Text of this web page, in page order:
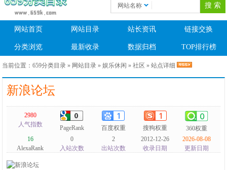
网站名称
网站首页 网站目录 站长资讯 链接交换
分类浏览 最新收录 数据归档 TOP排行榜
当前位置：659分类目录 » 网站目录 »娱乐休闲 »社区 » 站点详细
新浪论坛
2980
人气指数
PageRank 百度权重 搜狗权重
360权重
16
AlexaRank
0
入站次数
2
出站次数
2012-12-26
收录日期
2026-08-08
更新日期